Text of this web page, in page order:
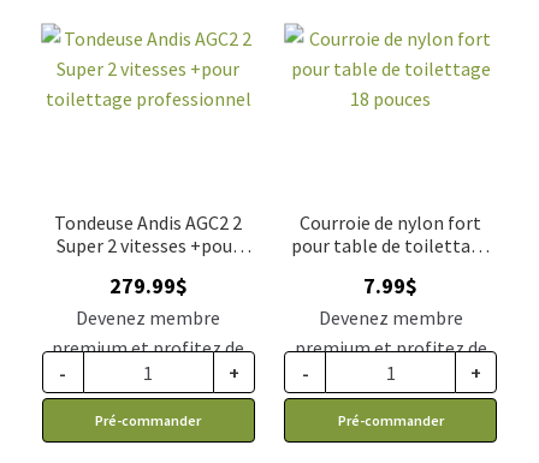
Tondeuse Andis AGC2 2
Super 2 vitesses +pour
279.99$
Devenez membre
premium et profitez de
ce prix rabais : 230.99$ CA
- +
Pré-commander
Courroie de nylon fort
pour table de toilettage
7.99$
Devenez membre
premium et profitez de
ce prix rabais : 7.35$ CA
- +
Pré-commander